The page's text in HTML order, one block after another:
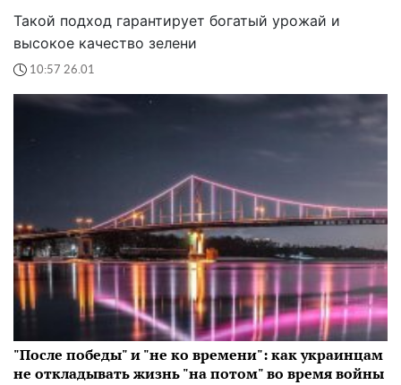
Такой подход гарантирует богатый урожай и
высокое качество зелени
10:57 26.01
"После победы" и "не ко времени": как украинцам
не откладывать жизнь "на потом" во время войны